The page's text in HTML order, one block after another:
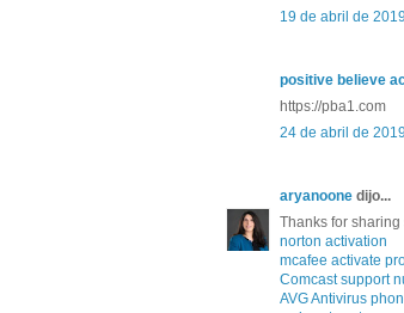
19 de abril de
positive believe
https://pba1.com
24 de abril de
aryanoone dijo...
Thanks for
norton activation
mcafee activate
Comcast support
AVG Antivirus